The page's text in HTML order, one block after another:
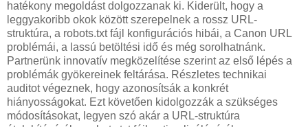
hatékony megoldást dolgozzanak ki. Kiderült, hogy a
leggyakoribb okok között szerepelnek a rossz URL-
struktúra, a robots.txt fájl konfigurációs hibái, a Canon URL
problémái, a lassú betöltési idő és még sorolhatnánk.
Partnerünk innovatív megközelítése szerint az első lépés a
problémák gyökereinek feltárása. Részletes technikai
auditot végeznek, hogy azonosítsák a konkrét
hiányosságokat. Ezt követően kidolgozzák a szükséges
módosításokat, legyen szó akár a URL-struktúra